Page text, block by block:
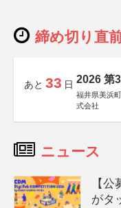
締め切り直
あと 33 日 2026 第
福井県美浜
式会社
ニュース
【
がタ